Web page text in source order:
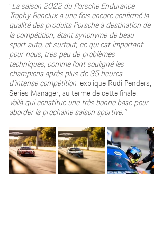
“La saison 2022 du Porsche Endurance
Trophy Benelux a une fois encore confirmé la
qualité des produits Porsche à destination de
la compétition, étant synonyme de beau
sport auto, et surtout, ce qui est important
pour nous, très peu de problèmes
techniques, comme l’ont souligné les
champions après plus de 35 heures
d’intense compétition, explique Rudi Penders,
Series Manager, au terme de cette finale.
Voilà qui constitue une très bonne base pour
aborder la prochaine saison sportive.’’